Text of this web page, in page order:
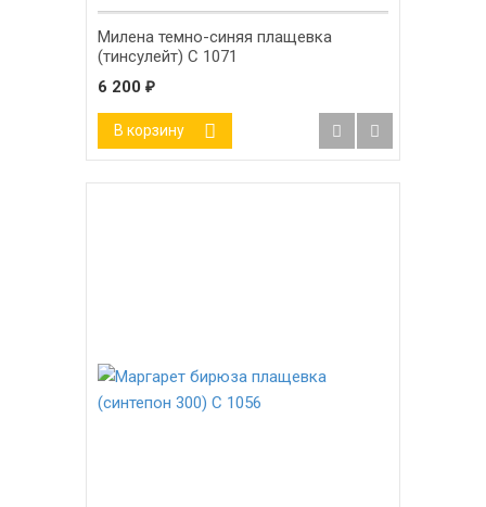
Милена темно-синяя плащевка
(тинсулейт) С 1071
6 200 ₽
В корзину